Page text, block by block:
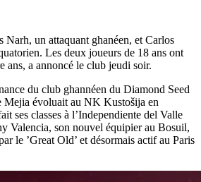
un attaquant ghanéen, et Carlos
Les deux joueurs de 18 ans ont
ans, a annoncé le club jeudi soir.
du club ghannéen du Diamond Seed
Mejia évoluait au NK Kustošija en
ses classes à l’Independiente del Valle
Valencia, son nouvel équipier au Bosuil,
le ’Great Old’ et désormais actif au Paris